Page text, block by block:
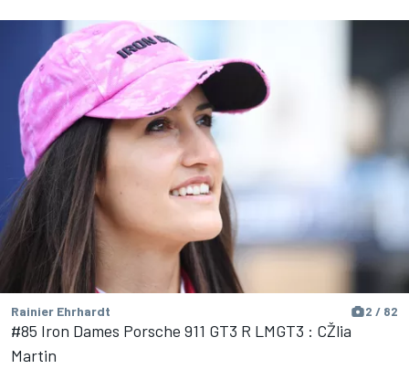
Rainier Ehrhardt 2 / 82
#85 Iron Dames Porsche 911 GT3 R LMGT3 : CŽlia
Martin